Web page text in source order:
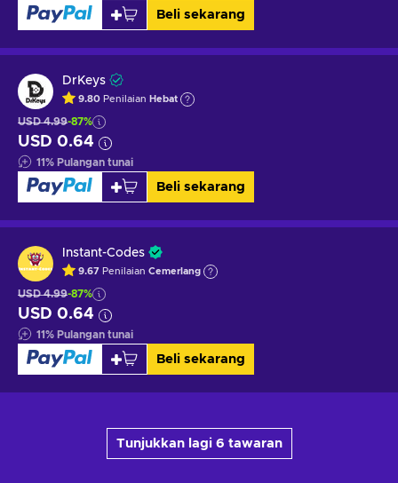
Beli sekarang
DrKeys
9.80 Penilaian Hebat
USD 4.99-87%
USD 0.64
11% Pulangan tunai
Beli sekarang
Instant-Codes
9.67 Penilaian Cemerlang
USD 4.99-87%
USD 0.64
11% Pulangan tunai
Beli sekarang
Tunjukkan lagi 6 tawaran